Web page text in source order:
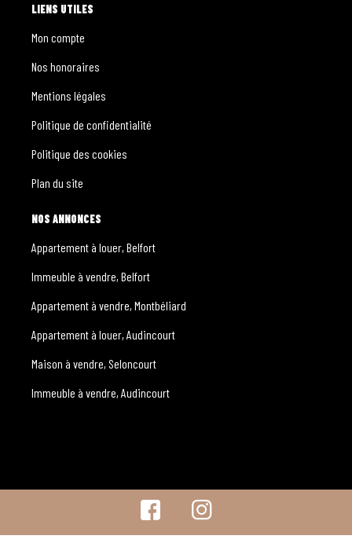
LIENS UTILES
Mon compte
Nos honoraires
Mentions légales
Politique de confidentialité
Politique des cookies
Plan du site
NOS ANNONCES
Appartement à louer, Belfort
Immeuble à vendre, Belfort
Appartement à vendre, Montbéliard
Appartement à louer, Audincourt
Maison à vendre, Seloncourt
Immeuble à vendre, Audincourt